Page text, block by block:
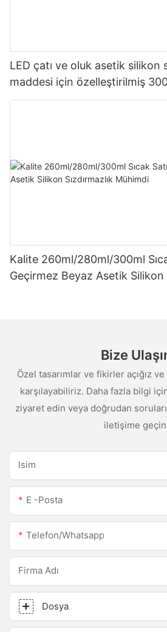
LED çatı ve oluk asetik silikon
maddesi için özelleştirilmiş
şeffaflık dolgu macunu
Kalite 260ml/280ml/300ml
Geçirmez Beyaz Asetik Silikon
Bize
Özel tasarımlar ve fikirler açığız
karşılayabiliriz. Daha fazla bilgi
ziyaret edin veya doğrudan
iletişime
Isim
E -posta
Telefon/whatsapp
Firma Adı
Dosya